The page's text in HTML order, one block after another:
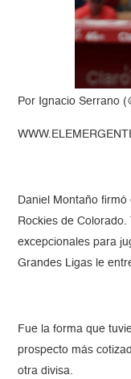
Por Ignacio Serrano
Daniel Montaño
Rockies de
excepcionales para
Grandes Ligas le
Fue la forma que
prospecto más
otra divisa.